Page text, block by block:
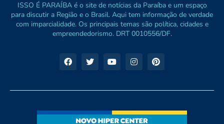
ISSO É PARAÍBA é o site de notícias da Paraíba e um espaço
para discutir a Região e o Brasil. Aqui tem informação de verdade
com imparcialidade. Os principais temas são política, cidades e
empreendedorismo. DRT 0010556/DF.